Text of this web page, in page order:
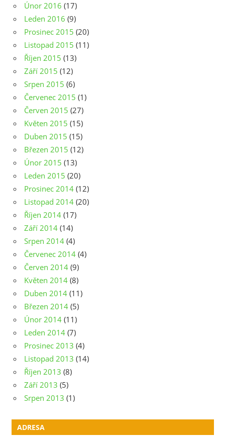
Únor 2016 (17)
Leden 2016 (9)
Prosinec 2015 (20)
Listopad 2015 (11)
Říjen 2015 (13)
Září 2015 (12)
Srpen 2015 (6)
Červenec 2015 (1)
Červen 2015 (27)
Květen 2015 (15)
Duben 2015 (15)
Březen 2015 (12)
Únor 2015 (13)
Leden 2015 (20)
Prosinec 2014 (12)
Listopad 2014 (20)
Říjen 2014 (17)
Září 2014 (14)
Srpen 2014 (4)
Červenec 2014 (4)
Červen 2014 (9)
Květen 2014 (8)
Duben 2014 (11)
Březen 2014 (5)
Únor 2014 (11)
Leden 2014 (7)
Prosinec 2013 (4)
Listopad 2013 (14)
Říjen 2013 (8)
Září 2013 (5)
Srpen 2013 (1)
ADRESA